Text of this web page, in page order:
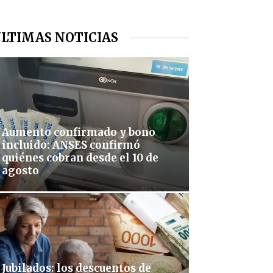
NOTICIAS
Aumento confirmado y bono
incluido: ANSES confirmó
quiénes cobran desde el 10 de
agosto
Jubilados: los descuentos de